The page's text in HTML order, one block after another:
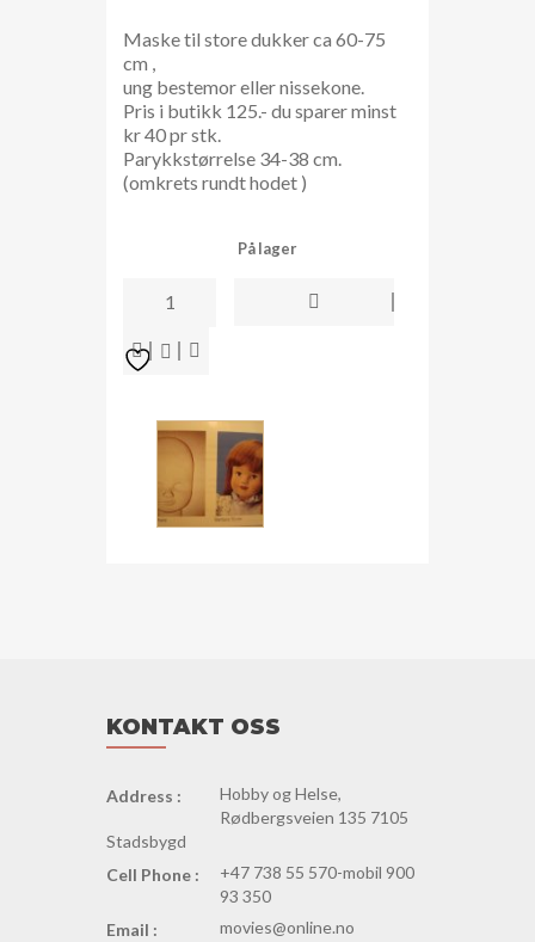
Maske til store dukker ca 60-75
cm ,
ung bestemor eller nissekone.
Pris i butikk 125.- du sparer minst
kr 40 pr stk.
Parykkstørrelse 34-38 cm.
(omkrets rundt hodet )
På lager
Dukkemaske
Barbara
antall
KONTAKT OSS
Address :
Hobby og Helse,
Rødbergsveien 135 7105
Stadsbygd
Cell Phone :
+47 738 55 570-mobil 900
93 350
Email :
movies@online.no